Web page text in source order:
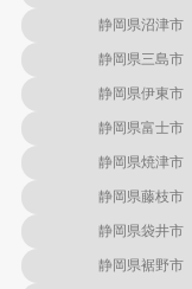
静岡県沼津市
静岡県三島市
静岡県伊東市
静岡県富士市
静岡県焼津市
静岡県藤枝市
静岡県袋井市
静岡県裾野市